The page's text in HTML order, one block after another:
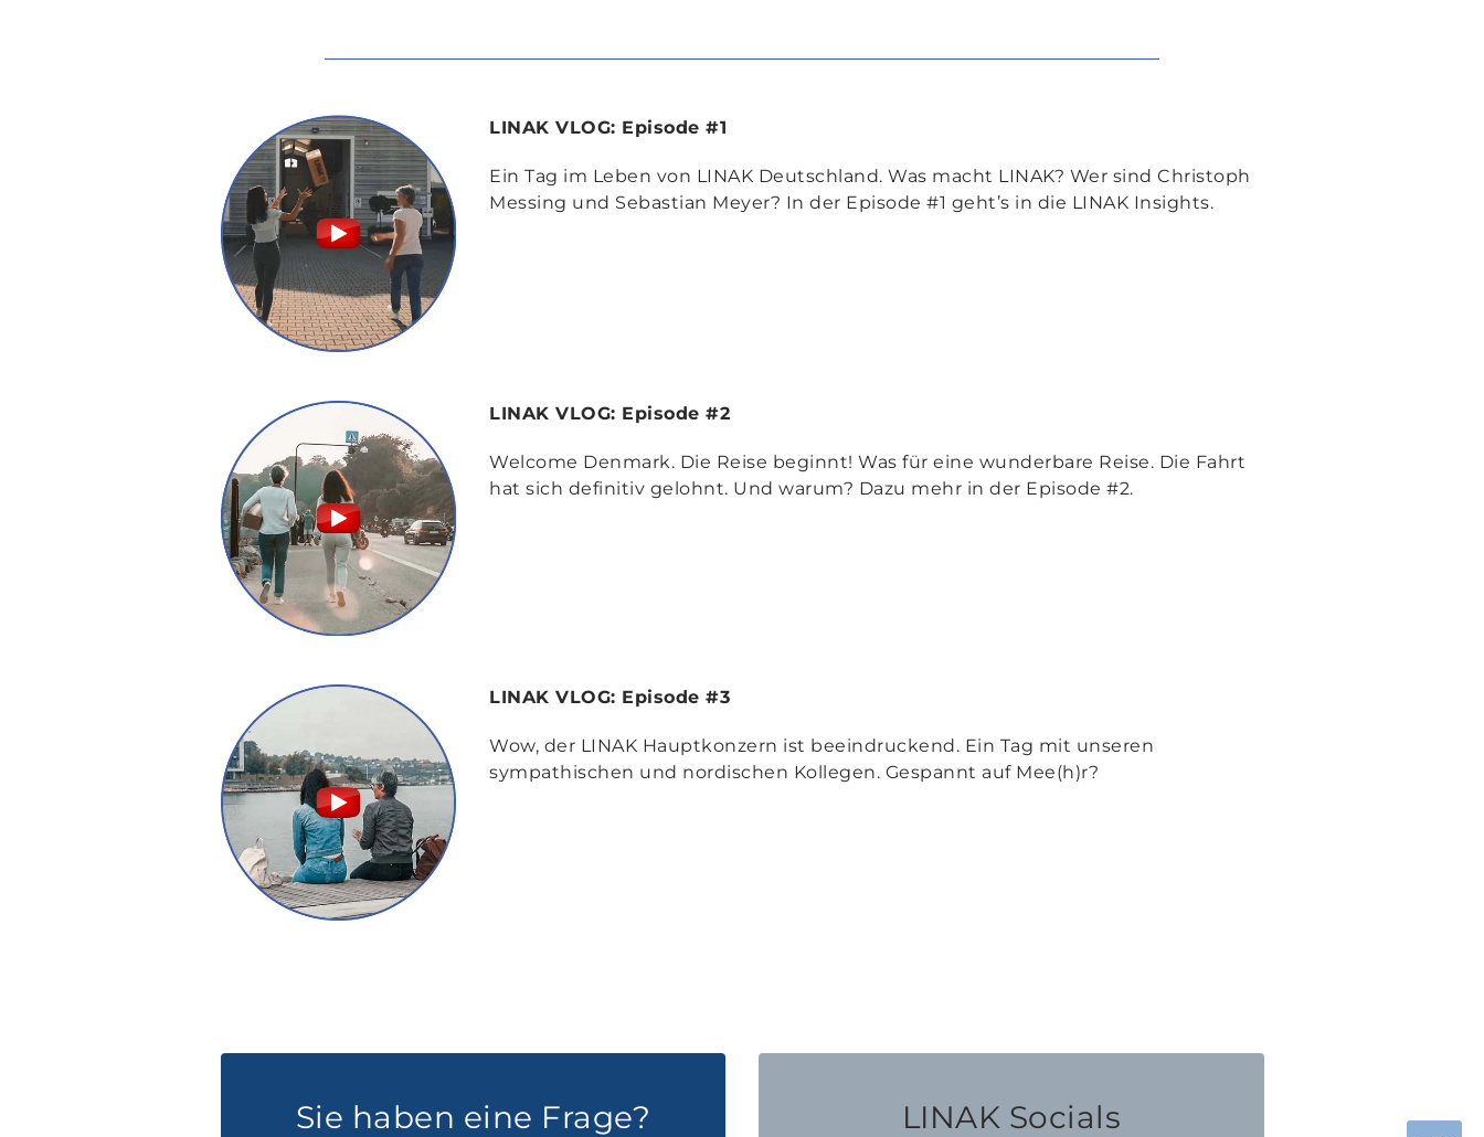
LINAK VLOG: Episode #1
Ein Tag im Leben von LINAK Deutschland. Was macht LINAK? Wer sind Christoph
Messing und Sebastian Meyer? In der Episode #1 geht’s in die LINAK Insights.
LINAK VLOG: Episode #2
Welcome Denmark. Die Reise beginnt! Was für eine wunderbare Reise. Die Fahrt
hat sich definitiv gelohnt. Und warum? Dazu mehr in der Episode #2.
LINAK VLOG: Episode #3
Wow, der LINAK Hauptkonzern ist beeindruckend. Ein Tag mit unseren
sympathischen und nordischen Kollegen. Gespannt auf Mee(h)r?
Sie haben eine Frage? LINAK Socials